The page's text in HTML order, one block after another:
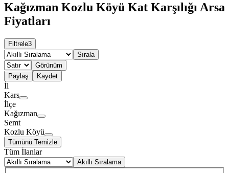
Kağızman Kozlu Köyü Kat Karşılığı Arsa
Fiyatları
Filtrele3
Sırala
Görünüm
Paylaş
Kaydet
İl
Kars
İlçe
Kağızman
Semt
Kozlu Köyü
Tümünü Temizle
Tüm İlanlar
Akıllı Sıralama